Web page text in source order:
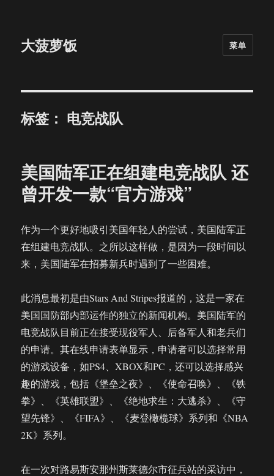
大菠萝饭 菜单
标签： 电竞战队
美国陆军正在组建电竞战队 还
曾开发一款“官方游戏”
作为一个更好地吸引美国年轻人的尝试，美国陆军正
在组建电竞战队。之所以这样做，是因为一段时间以
来，美国陆军在招募新兵时遇到了一些困难。
此消息最初是由Stars And Stripes报道的，这是一家在
美国国防部内部运作的独立的新闻机构。美国陆军的
电竞战队目前正在接受现役军人、后备军人和老兵们
的申请。其在线申请表单显示，申请者可以选择常用
的游戏设备，如PS4、XBOX和PC，还可以选择感兴
趣的游戏，包括《堡垒之夜》、《使命召唤》、《铁
拳》、《英雄联盟》、《绝地求生：大逃杀》、《守
望先锋》、《FIFA》、《麦登橄榄球》系列和《NBA
2K》系列。
在一次对路易斯安那州斯莱德尔市征兵站的采访中，